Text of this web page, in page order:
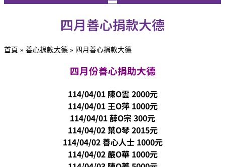
四月善心捐款大德
首頁 » 善心捐款大德 » 四月善心捐款大德
四月份善心捐助大德
114/04/01 陳O雲2000元
114/04/01 王O萍 1000元
114/04/01 薛O宗 300元
114/04/02 葉O琴 2015元
114/04/02 善心人士 1000元
114/04/02 嚴O華 1000元